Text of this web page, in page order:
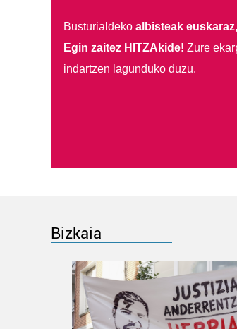
Busturialdeko albisteak
Egin zaitez HITZAkide! Zure
indartzen lagunduko duzu.
Bizkaia